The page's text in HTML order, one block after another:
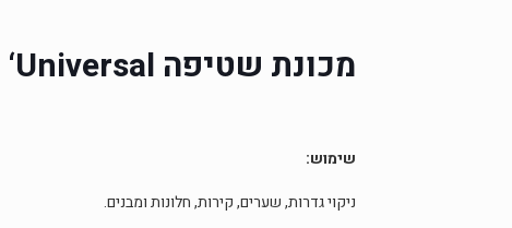
מכונת שטיפה ‘Universal’
שימוש:
ניקוי גדרות, שערים, קירות, חלונות ומבנים.